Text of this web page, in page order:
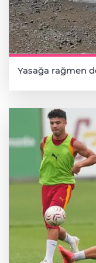
Yasağa rağmen